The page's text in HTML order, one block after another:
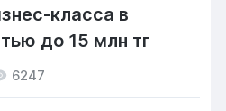
класса в
до 15 млн тг
6247